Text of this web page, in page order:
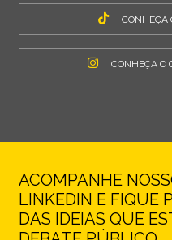
CONHEÇA
CONHEÇA O
ACOMPANHE
LINKEDIN E FIQUE
DAS IDEIAS QUE